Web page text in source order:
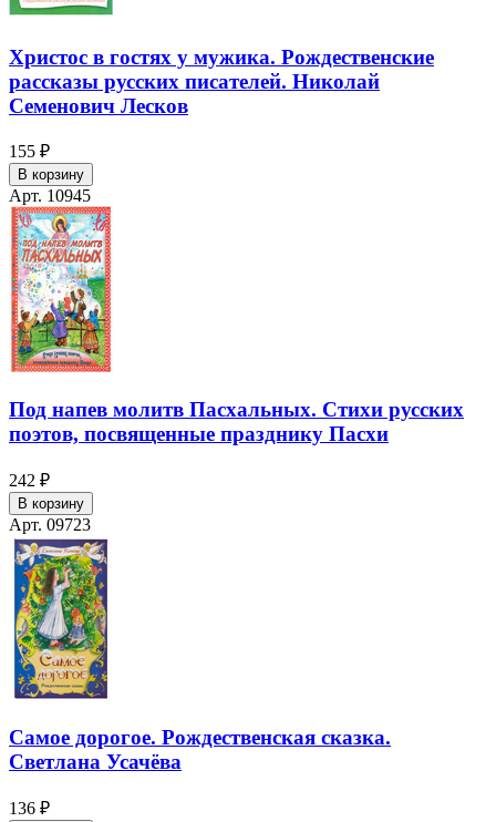
Христос в гостях у мужика. Рождественские
рассказы русских писателей. Николай
Семенович Лесков
155 ₽
В корзину
Арт. 10945
Под напев молитв Пасхальных. Стихи русских
поэтов, посвященные празднику Пасхи
242 ₽
В корзину
Арт. 09723
Самое дорогое. Рождественская сказка.
Светлана Усачёва
136 ₽